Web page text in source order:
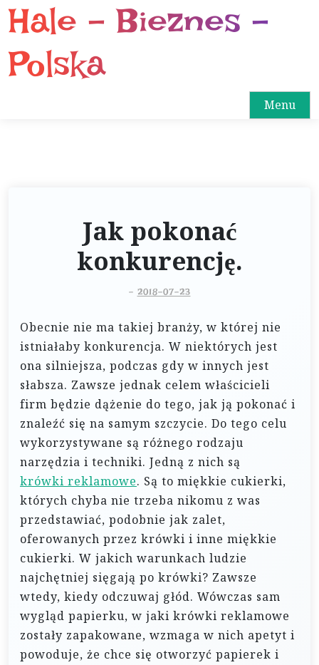
Hale – Bieznes –
Polska
Menu
Jak pokonać
konkurencję.
- 2018-07-23
Obecnie nie ma takiej branży, w której nie
istniałaby konkurencja. W niektórych jest
ona silniejsza, podczas gdy w innych jest
słabsza. Zawsze jednak celem właścicieli
firm będzie dążenie do tego, jak ją pokonać i
znaleźć się na samym szczycie. Do tego celu
wykorzystywane są różnego rodzaju
narzędzia i techniki. Jedną z nich są
krówki reklamowe. Są to miękkie cukierki,
których chyba nie trzeba nikomu z was
przedstawiać, podobnie jak zalet,
oferowanych przez krówki i inne miękkie
cukierki. W jakich warunkach ludzie
najchętniej sięgają po krówki? Zawsze
wtedy, kiedy odczuwaj głód. Wówczas sam
wygląd papierku, w jaki krówki reklamowe
zostały zapakowane, wzmaga w nich apetyt i
powoduje, że chce się otworzyć papierek i